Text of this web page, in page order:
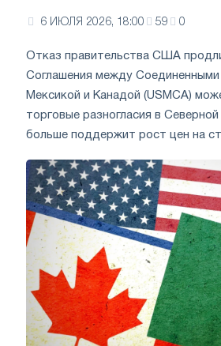
6 ИЮЛЯ 2026, 18:00 59 0
Отказ правительства США
Соглашения между
Мексикой и Канадой (USMCA)
торговые разногласия в
больше поддержит рост цен на